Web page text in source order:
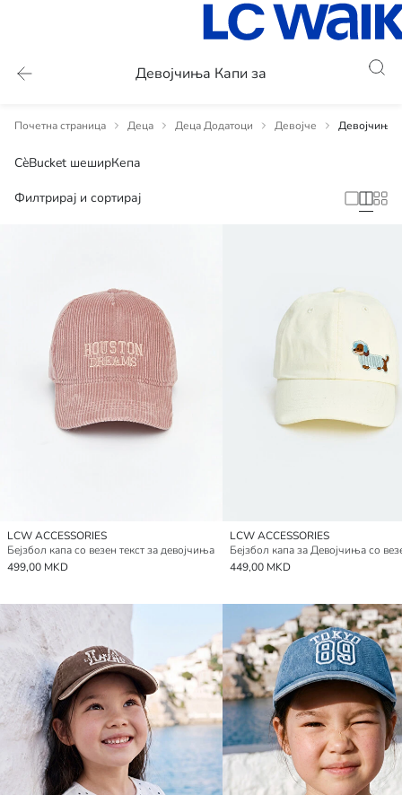
Девојчиња Капи за
Почетна страница Деца Деца Додатоци Девојче Девојчиња
СèBucket шеширКепа
Филтрирај и сортирај
LCW ACCESSORIES
Бејзбол капа со везен текст за девојчиња
499,00 MKD
LCW ACCESSORIES
449,00 MKD